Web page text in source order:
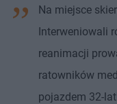
Na miejsce
Interweniowali
reanimacji
ratowników
pojazdem 32-